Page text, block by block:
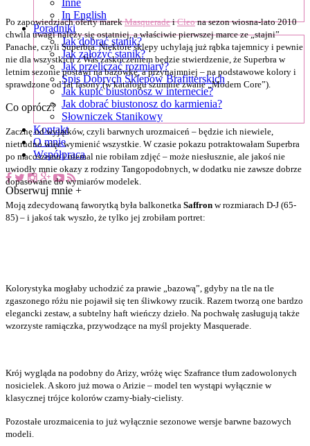
In English
Poradniki
Jak dobrać stanik?
Jak założyć stanik?
Jak przeliczać rozmiary?
Spis Dobrych Sklepów Brafitterskich
Jak kupić biustonosz w internecie?
Jak dobrać biustonosz do karmienia?
Słowniczek Stanikowy
Kontakt
O mnie
Współpraca
Obserwuj mnie +
Po zapowiedziach oferty marekMasqueradeiCleona sezon wiosna-lato 2010
chwila uwagi należy się ostatniej, a właściwie pierwszej marce ze „stajni”
Panache, czyli Superbra. Niektóre sklepy uchylają już rąbka tajemnicy i pewnie
nie dla wszystkich z Was zaskoczeniem będzie stwierdzenie, że Superbra w
letnim sezonie postawi na bazówkę, a przynajmniej – na podstawowe kolory i
sprawdzone od lat fasony (w katalogu szumnie zwane „Modern Core”).
Co oprócz?
Zacznę od wyjątków, czyli barwnych urozmaiceń – będzie ich niewiele,
nietrudno więc wymienić wszystkie. W czasie pokazu potraktowałam Superbra
po macoszemu i niemal nie robiłam zdjęć – może niesłusznie, ale jakoś nie
uwiodły mnie okazy z rodziny Tangopodobnych, w dodatku nie zawsze dobrze
dopasowane do wymiarów modelek.
Moją zdecydowaną faworytką była balkonetka Saffron w rozmiarach D-J (65-
85) – i jakoś tak wyszło, że tylko jej zrobiłam portret:
Kolorystyka mogłaby uchodzić za prawie „bazową”, gdyby na tle na tle
zgaszonego różu nie pojawił się ten śliwkowy rzucik . Razem tworzą one bardzo
elegancki zestaw, a subtelny haft wieńczy dzieło. Na pochwałę zasługują także
wzorzyste ramiączka, przywodzące na myśl projekty Masquerade.
Krój wygląda na podobny do Arizy, wróżę więc Szafrance tłum zadowolonych
nosicielek. A skoro już mowa o Arizie – model ten wystąpi wyłącznie w
klasycznej trójce kolorów czarny-biały-cielisty.
Pozostałe urozmaicenia to już wyłącznie sezonowe wersje barwne bazowych
modeli.